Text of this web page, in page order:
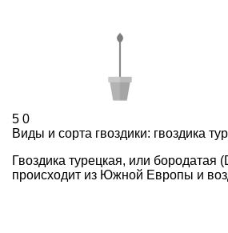
5 0
Виды и сорта гвоздики: гвоздика
Гвоздика турецкая, или бородатая
происходит из Южной Европы и